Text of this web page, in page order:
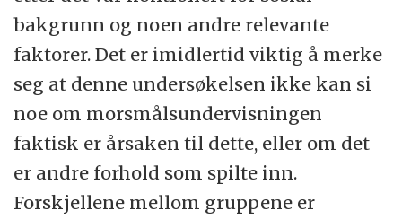
bakgrunn og noen andre relevante
faktorer. Det er imidlertid viktig å merke
seg at denne undersøkelsen ikke kan si
noe om morsmålsundervisningen
faktisk er årsaken til dette, eller om det
er andre forhold som spilte inn.
Forskjellene mellom gruppene er